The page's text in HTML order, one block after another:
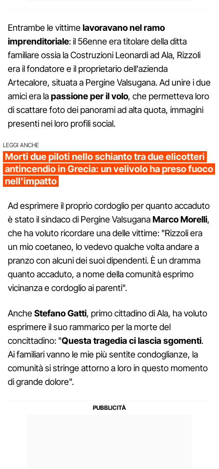
Entrambe le vittimelavoravano nel ramo
imprenditoriale: il 56enne era titolare della ditta
familiare ossia la Costruzioni Leonardi ad Ala, Rizzoli
era il fondatore e il proprietario dell'azienda
Artecalore, situata a Pergine Valsugana. Ad unire i due
amici era lapassione per il volo, che permetteva loro
di scattare foto dei panorami ad alta quota, immagini
presenti nei loro profili social.
LEGGI ANCHE
Morti due piloti nello schianto tra due elicotteri
antincendio in Grecia: un velivolo ha preso fuoco
nell'impatto
Ad esprimere il proprio cordoglio per quanto accaduto
è stato il sindaco di Pergine ValsuganaMarco Morelli,
che ha voluto ricordare una delle vittime: "Rizzoli era
un mio coetaneo, lo vedevo qualche volta andare a
pranzo con alcuni dei suoi dipendenti. È un dramma
quanto accaduto, a nome della comunità esprimo
vicinanza e cordoglio ai parenti".
AncheStefano Gatti, primo cittadino di Ala, ha voluto
esprimere il suo rammarico per la morte del
concittadino: "Questa tragedia ci lascia sgomenti.
Ai familiari vanno le mie più sentite condoglianze, la
comunità si stringe attorno a loro in questo momento
di grande dolore".